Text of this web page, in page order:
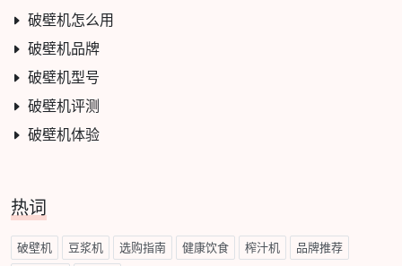
破壁机怎么用
破壁机品牌
破壁机型号
破壁机评测
破壁机体验
热词
破壁机 豆浆机 选购指南 健康饮食 榨汁机 品牌推荐